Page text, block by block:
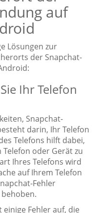
auf
Lösungen zur
der Snapchat-
Ihr Telefon
Snapchat-
darin, Ihr Telefon
Telefons hilft dabei,
oder Gerät zu
Ihres Telefons wird
auf Ihrem Telefon
Fehler
Fehler auf, die